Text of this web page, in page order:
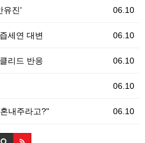
06.10
유진'
06.10
세연 대변
06.10
리드 반응
06.10
06.10
내주라고?"